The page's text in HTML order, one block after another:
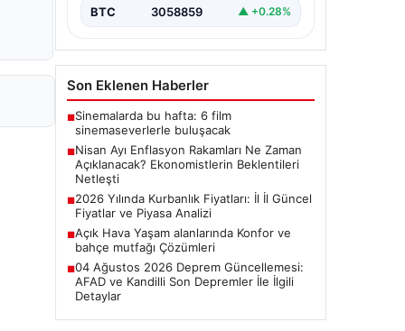
başladı.…
BTC 3058859 ▲ +0.28%
Son Eklenen Haberler
■Sinemalarda bu hafta: 6 film
sinemaseverlerle buluşacak
■Nisan Ayı Enflasyon Rakamları Ne Zaman
Açıklanacak? Ekonomistlerin Beklentileri
Netleşti
■2026 Yılında Kurbanlık Fiyatları: İl İl Güncel
Fiyatlar ve Piyasa Analizi
■Açık Hava Yaşam alanlarında Konfor ve
bahçe mutfağı Çözümleri
■04 Ağustos 2026 Deprem Güncellemesi:
AFAD ve Kandilli Son Depremler İle İlgili
Detaylar